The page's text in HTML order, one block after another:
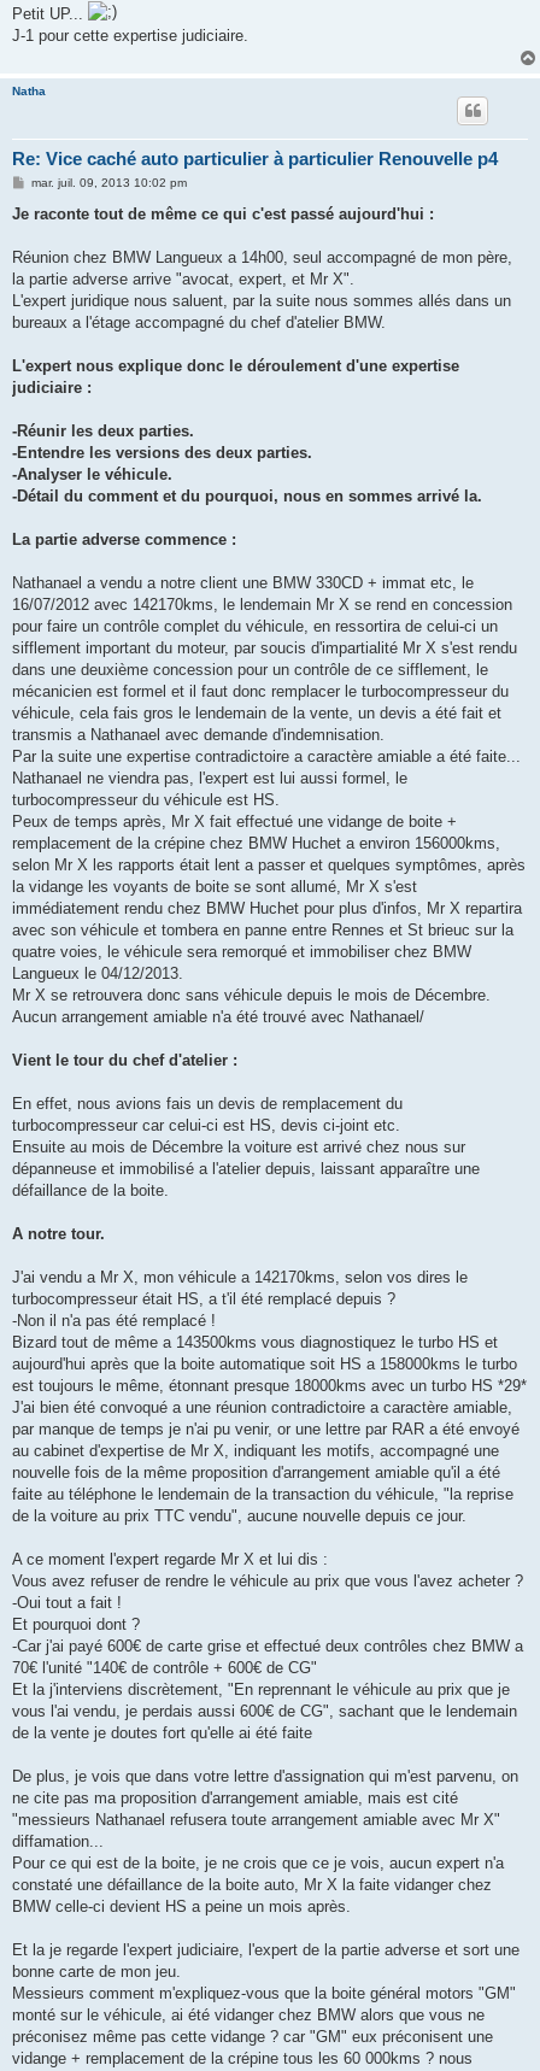
s
s
a
Petit UP...
J-1 pour cette expertise judiciaire.
Natha
Re: Vice caché auto particulier à particulier Renouvelle p4
M
s
g
mar. juil. 09, 2013 10:02 pm
Je raconte tout de même ce qui c'est passé aujourd'hui :
Réunion chez BMW Langueux a 14h00, seul accompagné de mon père,
la partie adverse arrive "avocat, expert, et Mr X".
L'expert juridique nous saluent, par la suite nous sommes allés dans un
bureaux a l'étage accompagné du chef d'atelier BMW.
L'expert nous explique donc le déroulement d'une expertise
judiciaire :
-Réunir les deux parties.
-Entendre les versions des deux parties.
-Analyser le véhicule.
-Détail du comment et du pourquoi, nous en sommes arrivé la.
La partie adverse commence :
Nathanael a vendu a notre client une BMW 330CD + immat etc, le
16/07/2012 avec 142170kms, le lendemain Mr X se rend en concession
pour faire un contrôle complet du véhicule, en ressortira de celui-ci un
sifflement important du moteur, par soucis d'impartialité Mr X s'est rendu
dans une deuxième concession pour un contrôle de ce sifflement, le
mécanicien est formel et il faut donc remplacer le turbocompresseur du
véhicule, cela fais gros le lendemain de la vente, un devis a été fait et
transmis a Nathanael avec demande d'indemnisation.
Par la suite une expertise contradictoire a caractère amiable a été faite...
Nathanael ne viendra pas, l'expert est lui aussi formel, le
turbocompresseur du véhicule est HS.
Peux de temps après, Mr X fait effectué une vidange de boite +
remplacement de la crépine chez BMW Huchet a environ 156000kms,
selon Mr X les rapports était lent a passer et quelques symptômes, après
la vidange les voyants de boite se sont allumé, Mr X s'est
immédiatement rendu chez BMW Huchet pour plus d'infos, Mr X repartira
avec son véhicule et tombera en panne entre Rennes et St brieuc sur la
quatre voies, le véhicule sera remorqué et immobiliser chez BMW
Langueux le 04/12/2013.
Mr X se retrouvera donc sans véhicule depuis le mois de Décembre.
Aucun arrangement amiable n'a été trouvé avec Nathanael/
Vient le tour du chef d'atelier :
En effet, nous avions fais un devis de remplacement du
turbocompresseur car celui-ci est HS, devis ci-joint etc.
Ensuite au mois de Décembre la voiture est arrivé chez nous sur
dépanneuse et immobilisé a l'atelier depuis, laissant apparaître une
défaillance de la boite.
A notre tour.
J'ai vendu a Mr X, mon véhicule a 142170kms, selon vos dires le
turbocompresseur était HS, a t'il été remplacé depuis ?
-Non il n'a pas été remplacé !
Bizard tout de même a 143500kms vous diagnostiquez le turbo HS et
aujourd'hui après que la boite automatique soit HS a 158000kms le turbo
est toujours le même, étonnant presque 18000kms avec un turbo HS *29*
J'ai bien été convoqué a une réunion contradictoire a caractère amiable,
par manque de temps je n'ai pu venir, or une lettre par RAR a été envoyé
au cabinet d'expertise de Mr X, indiquant les motifs, accompagné une
nouvelle fois de la même proposition d'arrangement amiable qu'il a été
faite au téléphone le lendemain de la transaction du véhicule, "la reprise
de la voiture au prix TTC vendu", aucune nouvelle depuis ce jour.
A ce moment l'expert regarde Mr X et lui dis :
Vous avez refuser de rendre le véhicule au prix que vous l'avez acheter ?
-Oui tout a fait !
Et pourquoi dont ?
-Car j'ai payé 600€ de carte grise et effectué deux contrôles chez BMW a
70€ l'unité "140€ de contrôle + 600€ de CG"
Et la j'interviens discrètement, "En reprennant le véhicule au prix que je
vous l'ai vendu, je perdais aussi 600€ de CG", sachant que le lendemain
de la vente je doutes fort qu'elle ai été faite
De plus, je vois que dans votre lettre d'assignation qui m'est parvenu, on
ne cite pas ma proposition d'arrangement amiable, mais est cité
"messieurs Nathanael refusera toute arrangement amiable avec Mr X"
diffamation...
Pour ce qui est de la boite, je ne crois que ce je vois, aucun expert n'a
constaté une défaillance de la boite auto, Mr X la faite vidanger chez
BMW celle-ci devient HS a peine un mois après.
Et la je regarde l'expert judiciaire, l'expert de la partie adverse et sort une
bonne carte de mon jeu.
Messieurs comment m'expliquez-vous que la boite général motors "GM"
monté sur le véhicule, ai été vidanger chez BMW alors que vous ne
préconisez même pas cette vidange ? car "GM" eux préconisent une
vidange + remplacement de la crépine tous les 60 000kms ? nous